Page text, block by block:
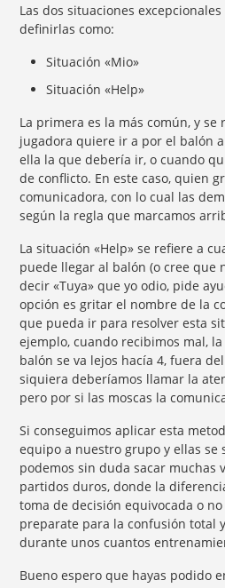
Las dos situaciones
definirlas como:
Situación «Mio»
Situación «Help»
La primera es la más común, y se
jugadora quiere ir a por el balón
ella la que debería ir, o cuando
de conflicto. En este caso, quien
comunicadora, con lo cual las
según la regla que marcamos
La situación «Help» se refiere a
puede llegar al balón (o cree que
decir «Tuya» que yo odio, pide
opción es gritar el nombre de la
que pueda ir para resolver esta
ejemplo, cuando recibimos mal,
balón se va lejos hacía 4, fuera
siquiera deberíamos llamar la
pero por si las moscas la
Si conseguimos aplicar esta
equipo a nuestro grupo y ellas se
podemos sin duda sacar muchas
partidos duros, donde la
toma de decisión equivocada o
preparate para la confusión total
durante unos cuantos
Bueno espero que hayas podido